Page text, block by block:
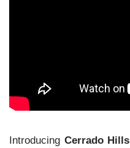
Introducing Cerrado Hills